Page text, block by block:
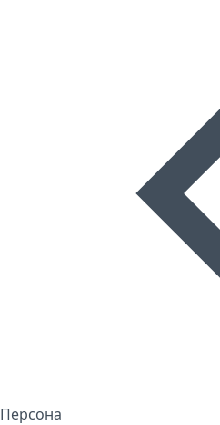
Персона